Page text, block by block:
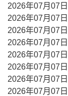
2026年07月07日
2026年07月07日
2026年07月07日
2026年07月07日
2026年07月07日
2026年07月07日
2026年07月07日
2026年07月07日